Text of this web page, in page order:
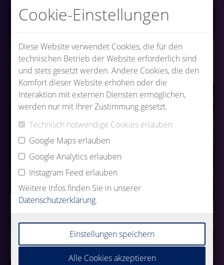
Cookie-Einstellungen
Diese Website verwendet Cookies, die für den
technischen Betrieb der Website erforderlich sind
und stets gesetzt werden. Andere Cookies, die den
Komfort dieser Website erhöhen oder die
Interaktion mit externen Diensten ermöglichen,
werden nur mit Ihrer Zustimmung gesetzt.
Technisch notwendige Cookies erlauben
Google Maps erlauben
Google Analytics erlauben
Instagram Feed erlauben
Weitere Infos finden Sie in unserer
Datenschutzerklärung.
Einstellungen speichern
Alle Cookies akzeptieren